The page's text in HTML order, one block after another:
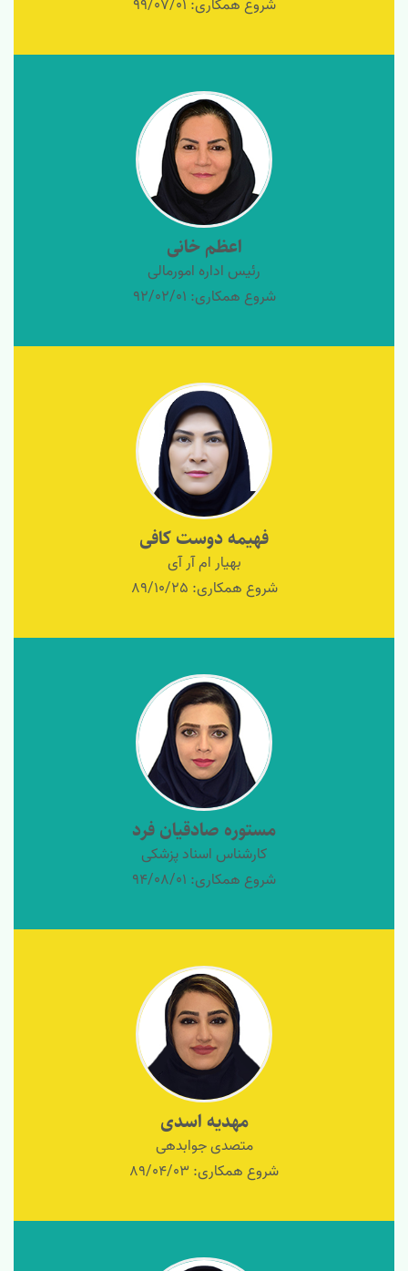
شروع همکاری: 99/07/01
اعظم خانی
رئیس اداره امورمالی
شروع همکاری: 92/02/01
فهیمه دوست کافی
بهیار ام آر آی
شروع همکاری: 89/10/25
مستوره صادقیان فرد
کارشناس اسناد پزشکی
شروع همکاری: 94/08/01
مهدیه اسدی
متصدی جوابدهی
شروع همکاری: 89/04/03